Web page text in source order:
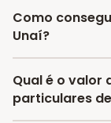
Como
Unaí?
O programa de
vagas com até
Qual é o valor
particulares